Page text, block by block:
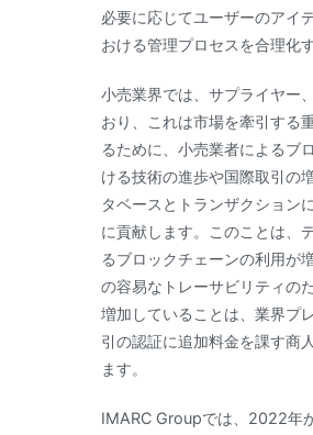
必要に応じてユーザーのアイ
おける管理プロセスを合理化
小売業界では、サプライヤー
おり、これは市場を牽引する
るために、小売業者によるブ
ける技術の進歩や国際取引の
タベースとトランザクション
に貢献します。このことは、
るブロックチェーンの利用が
の容易なトレーサビリティの
増加していることは、業界プ
引の認証に追加料金を課す商
ます。
IMARC Groupでは、2022年